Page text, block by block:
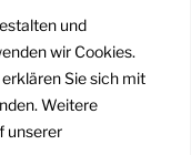
und
wir Cookies.
Sie sich mit
Weitere
unserer